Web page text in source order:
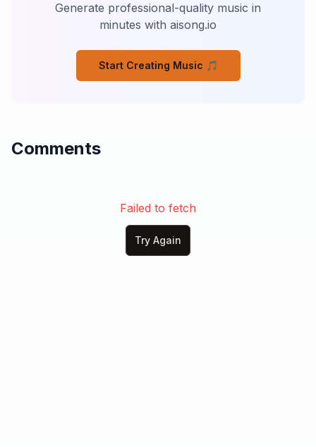
Generate professional-quality music in
minutes with aisong.io
Start Creating Music 🎵
Comments
Failed to fetch
Try Again